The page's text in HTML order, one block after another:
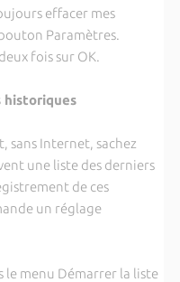
effacer mes
Paramètres.
fois sur OK.
historiques
sans Internet, sachez
une liste des derniers
de ces
un réglage
le menu Démarrer la liste